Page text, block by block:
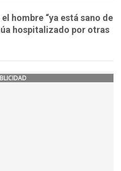
hombre “ya está sano de
hospitalizado por otras